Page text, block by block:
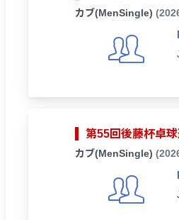
カブ(MenSingle)
第55回後藤杯卓
カブ(MenSingle)